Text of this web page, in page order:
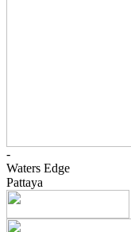
-
Waters Edge
Pattaya